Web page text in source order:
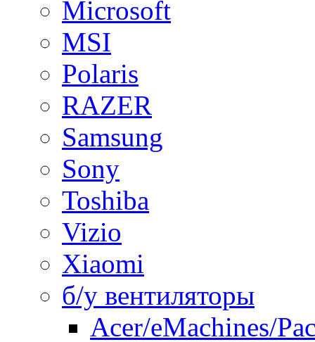
Microsoft
MSI
Polaris
RAZER
Samsung
Sony
Toshiba
Vizio
Xiaomi
б/у вентиляторы
Acer/eMachines/